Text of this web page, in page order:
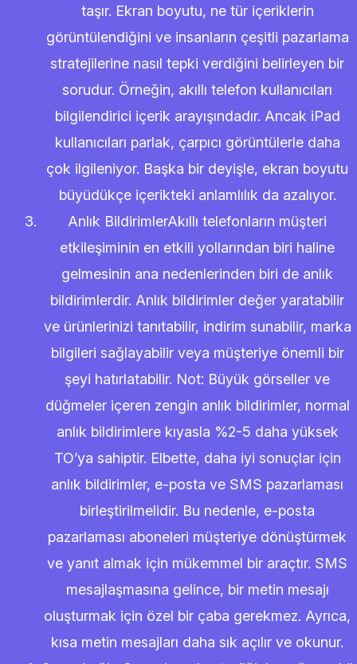
taşır. Ekran boyutu, ne tür içeriklerin
görüntülendiğini ve insanların çeşitli pazarlama
stratejilerine nasıl tepki verdiğini belirleyen bir
sorudur. Örneğin, akıllı telefon kullanıcıları
bilgilendirici içerik arayışındadır. Ancak iPad
kullanıcıları parlak, çarpıcı görüntülerle daha
çok ilgileniyor. Başka bir deyişle, ekran boyutu
büyüdükçe içerikteki anlamlılık da azalıyor.
Anlık BildirimlerAkıllı telefonların müşteri
etkileşiminin en etkili yollarından biri haline
gelmesinin ana nedenlerinden biri de anlık
bildirimlerdir. Anlık bildirimler değer yaratabilir
ve ürünlerinizi tanıtabilir, indirim sunabilir, marka
bilgileri sağlayabilir veya müşteriye önemli bir
şeyi hatırlatabilir. Not: Büyük görseller ve
düğmeler içeren zengin anlık bildirimler, normal
anlık bildirimlere kıyasla %2-5 daha yüksek
TO’ya sahiptir. Elbette, daha iyi sonuçlar için
anlık bildirimler, e-posta ve SMS pazarlaması
birleştirilmelidir. Bu nedenle, e-posta
pazarlaması aboneleri müşteriye dönüştürmek
ve yanıt almak için mükemmel bir araçtır. SMS
mesajlaşmasına gelince, bir metin mesajı
oluşturmak için özel bir çaba gerekmez. Ayrıca,
kısa metin mesajları daha sık açılır ve okunur.